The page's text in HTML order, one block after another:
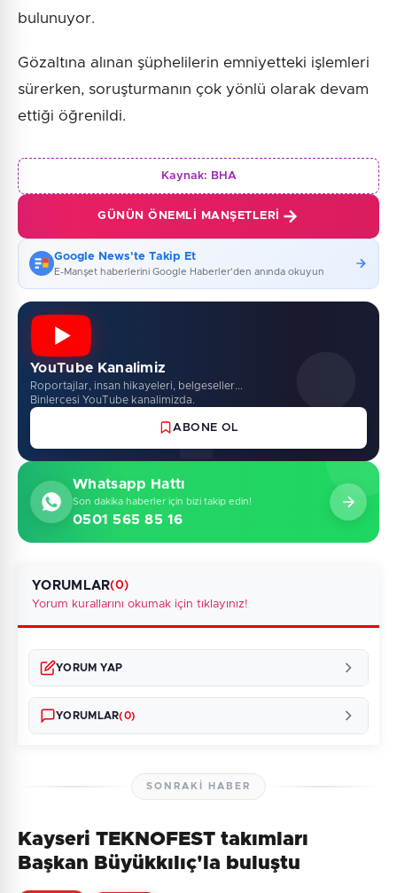
bulunuyor.
Gözaltına alınan şüphelilerin emniyetteki işlemleri
sürerken, soruşturmanın çok yönlü olarak devam
ettiği öğrenildi.
Kaynak: BHA
GÜNÜN ÖNEMLI MANŞETLERI
Google News'te Takip Et
E-Manşet haberlerini Google Haberler'den anında okuyun
YouTube Kanalimiz
Roportajlar, insan hikayeleri, belgeseller...
Binlercesi YouTube kanalimizda.
ABONE OL
Whatsapp Hattı
Son dakika haberler için bizi takip edin!
0501 565 85 16
YORUMLAR(0)
Yorum kurallarını okumak için tıklayınız!
YORUM YAP
YORUMLAR(0)
Henüz yorum yapılmamış. İlk yorumu siz yapın!
SONRAKI HABER
Kayseri TEKNOFEST takımları
Başkan Büyükkılıç'la buluştu